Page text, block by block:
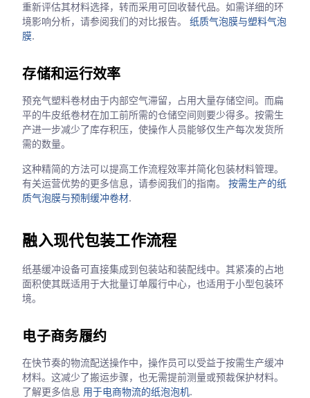
重新评估其材料选择，转而采用可回收替代品。如需详细的环
境影响分析，请参阅我们的对比报告。纸质气泡膜与塑料气泡
膜.
存储和运行效率
预充气塑料卷材由于内部空气滞留，占用大量存储空间。而扁
平的牛皮纸卷材在加工前所需的仓储空间则要少得多。按需生
产进一步减少了库存积压，使操作人员能够仅生产每次发货所
需的数量。
这种精简的方法可以提高工作流程效率并简化包装材料管理。
有关运营优势的更多信息，请参阅我们的指南。按需生产的纸
质气泡膜与预制缓冲卷材.
融入现代包装工作流程
纸基缓冲设备可直接集成到包装站和装配线中。其紧凑的占地
面积使其既适用于大批量订单履行中心，也适用于小型包装环
境。
电子商务履约
在快节奏的物流配送操作中，操作员可以受益于按需生产缓冲
材料。这减少了搬运步骤，也无需提前测量或预裁保护材料。
了解更多信息 用于电商物流的纸泡泡机.